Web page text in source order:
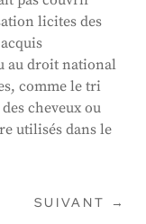
licites des
au droit national
comme le tri
cheveux ou
utilisés dans le
SUIVANT →